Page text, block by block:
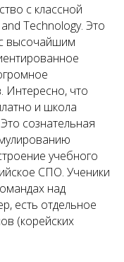
с классной
Technology. Это
высочайшим
Интересно, что
и школа
сознательная
учебного
СПО. Ученики
над
есть отдельное
(корейских